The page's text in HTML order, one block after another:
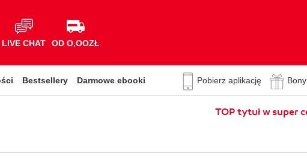
LIVE CHAT OD O,OOZŁ
Bestsellery Darmowe ebooki Pobierz aplikację Bony
TOP tytuł w super